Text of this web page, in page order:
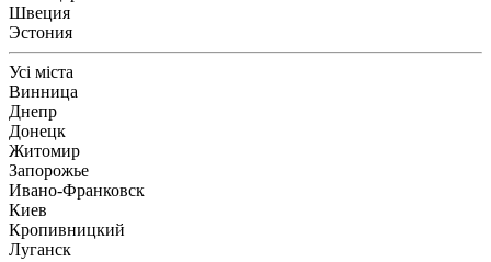
Швеция
Эстония
Усі міста
Винница
Днепр
Донецк
Житомир
Запорожье
Ивано-Франковск
Киев
Кропивницкий
Луганск